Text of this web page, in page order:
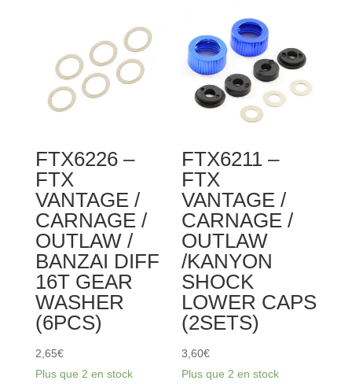
CARNAGE
BANZAI
DIFF
DRIVE
GEAR
W/PIN
(2SETS)
FTX6226 –
FTX
VANTAGE /
CARNAGE /
OUTLAW /
BANZAI DIFF
16T GEAR
WASHER
(6PCS)
2,65€
Plus que 2 en stock
FTX6211 –
FTX
VANTAGE /
CARNAGE /
OUTLAW
/KANYON
SHOCK
LOWER CAPS
(2SETS)
3,60€
Plus que 2 en stock